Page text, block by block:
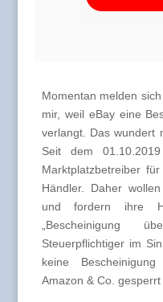
Momentan melden
mir, weil eBay eine
verlangt. Das wundert
Seit dem
Marktplatzbetreiber
Händler. Daher
und fordern ihre
„Bescheinigung
Steuerpflichtiger im
keine
Amazon & Co. gesperrt